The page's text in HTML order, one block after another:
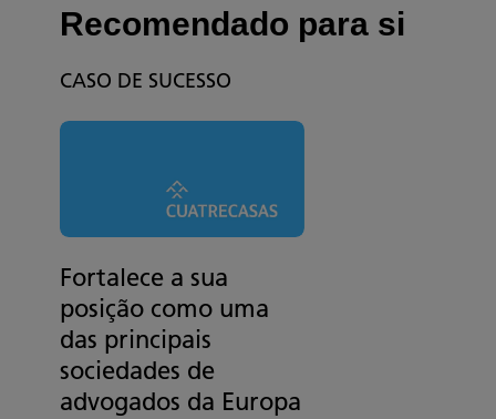
Recomendado para si
CASO DE SUCESSO
Fortalece a sua
posição como uma
das principais
sociedades de
advogados da Europa